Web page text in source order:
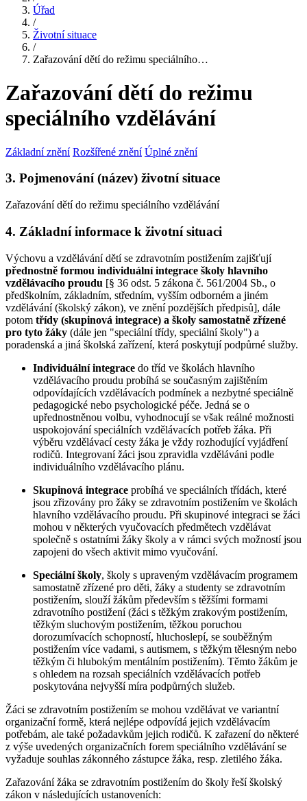
Úřad
/
Životní situace
/
Zařazování dětí do režimu speciálního…
Zařazování dětí do režimu
speciálního vzdělávání
Základní znění Rozšířené znění Úplné znění
3. Pojmenování (název) životní situace
Zařazování dětí do režimu speciálního vzdělávání
4. Základní informace k životní situaci
Výchovu a vzdělávání dětí se zdravotním postižením zajišťují
přednostně formou individuální integrace školy hlavního
vzdělávacího proudu [§ 36 odst. 5 zákona č. 561/2004 Sb., o
předškolním, základním, středním, vyšším odborném a jiném
vzdělávání (školský zákon), ve znění pozdějších předpisů], dále
potom třídy (skupinová integrace) a školy samostatně zřízené
pro tyto žáky (dále jen "speciální třídy, speciální školy") a
poradenská a jiná školská zařízení, která poskytují podpůrné služby.
Individuální integrace do tříd ve školách hlavního
vzdělávacího proudu probíhá se současným zajištěním
odpovídajících vzdělávacích podmínek a nezbytné speciálně
pedagogické nebo psychologické péče. Jedná se o
upřednostněnou volbu, vyhodnocují se však reálné možnosti
uspokojování speciálních vzdělávacích potřeb žáka. Při
výběru vzdělávací cesty žáka je vždy rozhodující vyjádření
rodičů. Integrovaní žáci jsou zpravidla vzděláváni podle
individuálního vzdělávacího plánu.
Skupinová integrace probíhá ve speciálních třídách, které
jsou zřizovány pro žáky se zdravotním postižením ve školách
hlavního vzdělávacího proudu. Při skupinové integraci se žáci
mohou v některých vyučovacích předmětech vzdělávat
společně s ostatními žáky školy a v rámci svých možností jsou
zapojeni do všech aktivit mimo vyučování.
Speciální školy, školy s upraveným vzdělávacím programem
samostatně zřízené pro děti, žáky a studenty se zdravotním
postižením, slouží žákům především s těžšími formami
zdravotního postižení (žáci s těžkým zrakovým postižením,
těžkým sluchovým postižením, těžkou poruchou
dorozumívacích schopností, hluchoslepí, se souběžným
postižením více vadami, s autismem, s těžkým tělesným nebo
těžkým či hlubokým mentálním postižením). Těmto žákům je
s ohledem na rozsah speciálních vzdělávacích potřeb
poskytována nejvyšší míra podpůrných služeb.
Žáci se zdravotním postižením se mohou vzdělávat ve variantní
organizační formě, která nejlépe odpovídá jejich vzdělávacím
potřebám, ale také požadavkům jejich rodičů. K zařazení do některé
z výše uvedených organizačních forem speciálního vzdělávání se
vyžaduje souhlas zákonného zástupce žáka, resp. zletilého žáka.
Zařazování žáka se zdravotním postižením do školy řeší školský
zákon v následujících ustanoveních: